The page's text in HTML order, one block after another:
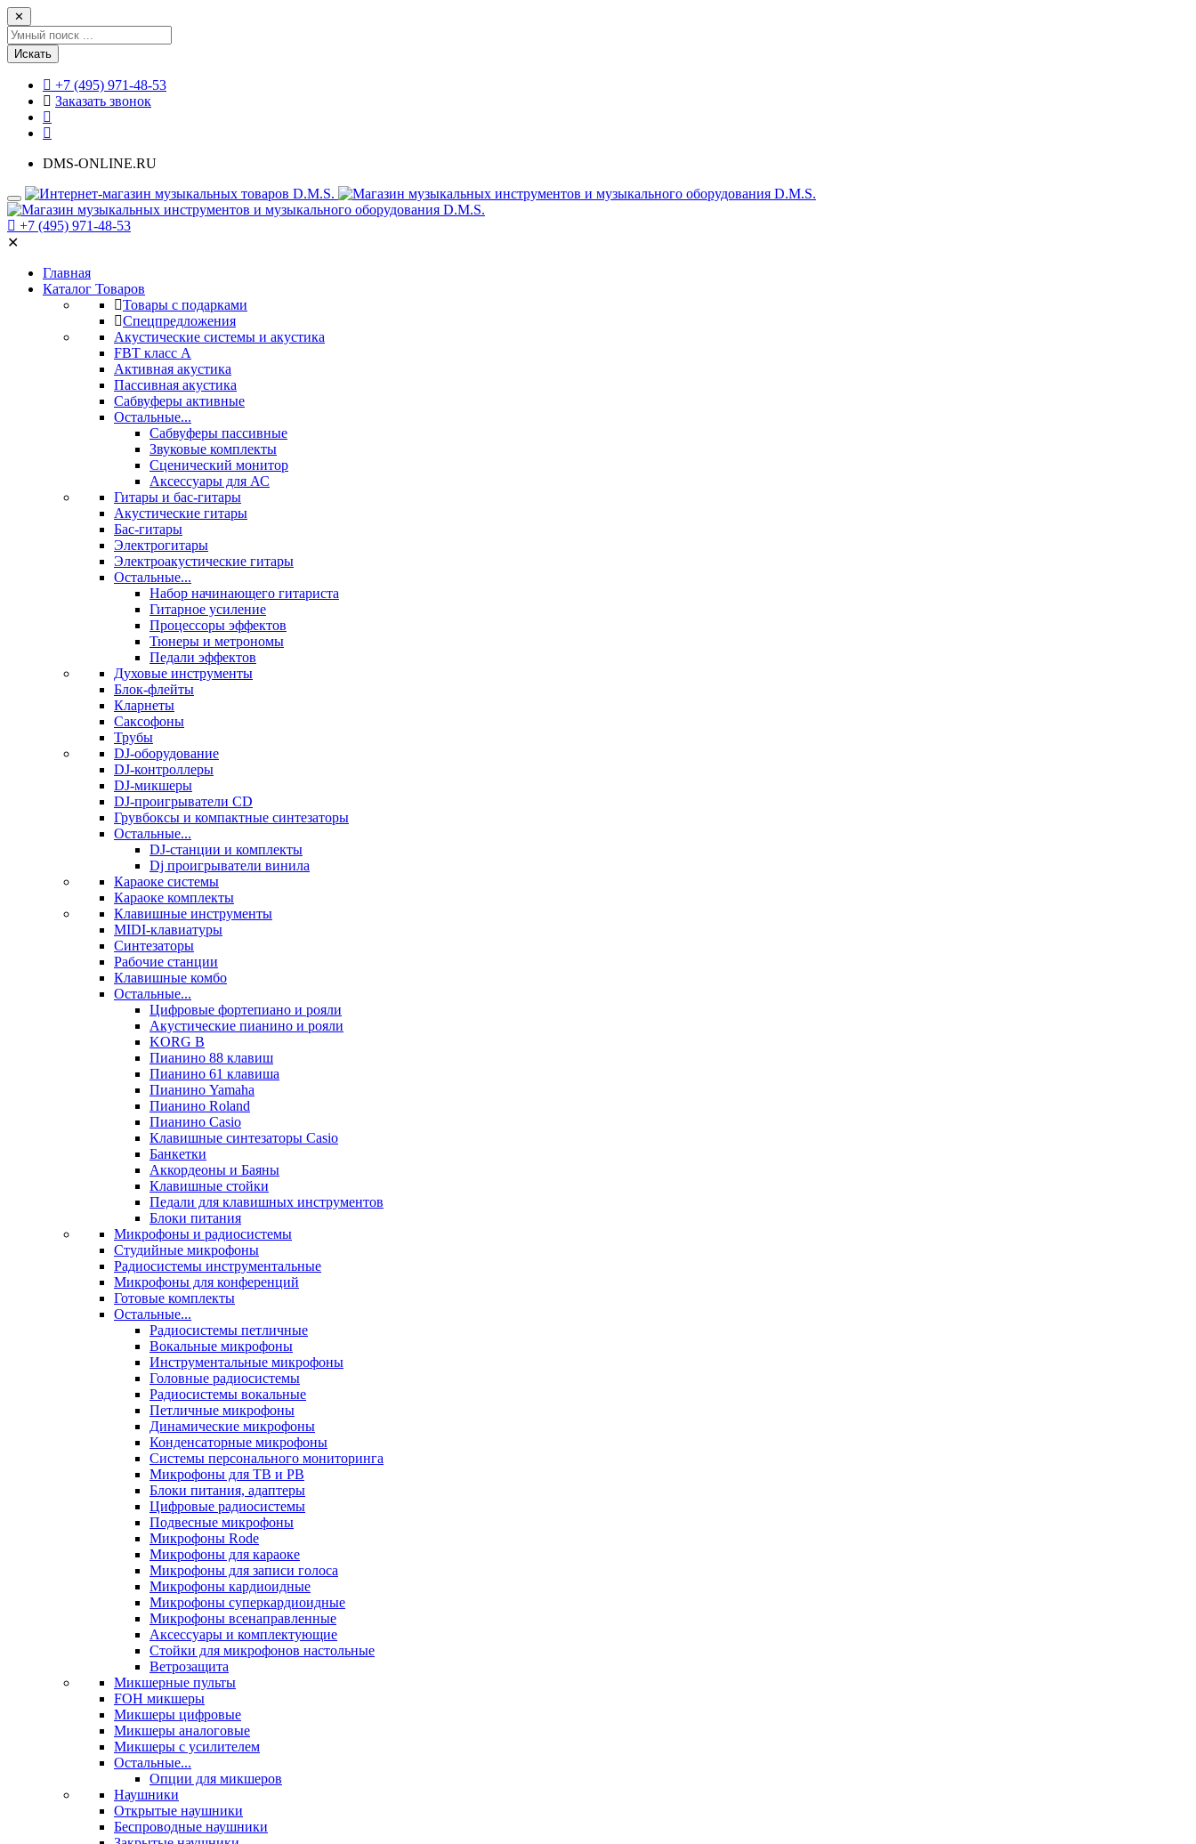
✕
Искать
+7 (495) 971-48-53
Заказать звонок
DMS-ONLINE.RU
+7 (495) 971-48-53
✕
Главная
Каталог Товаров
Товары с подарками
Спецпредложения
Акустические системы и акустика
FBT класс А
Активная акустика
Пассивная акустика
Сабвуферы активные
Остальные...
Сабвуферы пассивные
Звуковые комплекты
Сценический монитор
Аксессуары для АС
Гитары и бас-гитары
Акустические гитары
Бас-гитары
Электрогитары
Электроакустические гитары
Остальные...
Набор начинающего гитариста
Гитарное усиление
Процессоры эффектов
Тюнеры и метрономы
Педали эффектов
Духовые инструменты
Блок-флейты
Кларнеты
Саксофоны
Трубы
DJ-оборудование
DJ-контроллеры
DJ-микшеры
DJ-проигрыватели CD
Грувбоксы и компактные синтезаторы
Остальные...
DJ-станции и комплекты
Dj проигрыватели винила
Караоке системы
Караоке комплекты
Клавишные инструменты
MIDI-клавиатуры
Синтезаторы
Рабочие станции
Клавишные комбо
Остальные...
Цифровые фортепиано и рояли
Акустические пианино и рояли
KORG B
Пианино 88 клавиш
Пианино 61 клавиша
Пианино Yamaha
Пианино Roland
Пианино Casio
Клавишные синтезаторы Casio
Банкетки
Аккордеоны и Баяны
Клавишные стойки
Педали для клавишных инструментов
Блоки питания
Микрофоны и радиосистемы
Студийные микрофоны
Радиосистемы инструментальные
Микрофоны для конференций
Готовые комплекты
Остальные...
Радиосистемы петличные
Вокальные микрофоны
Инструментальные микрофоны
Головные радиосистемы
Радиосистемы вокальные
Петличные микрофоны
Динамические микрофоны
Конденсаторные микрофоны
Системы персонального мониторинга
Микрофоны для ТВ и РВ
Блоки питания, адаптеры
Цифровые радиосистемы
Подвесные микрофоны
Микрофоны Rode
Микрофоны для караоке
Микрофоны для записи голоса
Микрофоны кардиоидные
Микрофоны суперкардиоидные
Микрофоны всенаправленные
Аксессуары и комплектующие
Стойки для микрофонов настольные
Ветрозащита
Микшерные пульты
FOH микшеры
Микшеры цифровые
Микшеры аналоговые
Микшеры с усилителем
Остальные...
Опции для микшеров
Наушники
Открытые наушники
Беспроводные наушники